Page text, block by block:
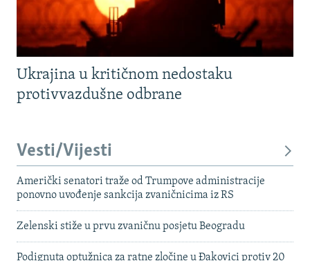
Ukrajina u kritičnom nedostaku
protivvazdušne odbrane
Vesti/Vijesti
Američki senatori traže od Trumpove administracije
ponovno uvođenje sankcija zvaničnicima iz RS
Zelenski stiže u prvu zvaničnu posjetu Beogradu
Podignuta optužnica za ratne zločine u Đakovici protiv 20